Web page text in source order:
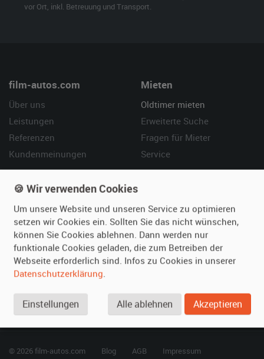
vor Ort, inkl. Betreuung und Transport.
film-autos.com
Über uns
Leistungen
Referenzen
Kundenmeinungen
Mieten
Oldtimer mieten
Erweiterte Suche
Fragen für Mieter
Service
Vermieten
Oldtimer anmelden
Fotos senden
Fragen für Vermieter
Inserat verwalten
Häufige Fragen (FAQ)
So funktioniert's
Kontakt
Berühmte Filmautos –
unsere Top 10 ...
© 2026 film-autos.com Blog AGB Impressum
🍪 Wir verwenden Cookies
Um unsere Website und unseren Service zu optimieren
setzen wir Cookies ein. Sollten Sie das nicht wünschen,
können Sie Cookies ablehnen. Dann werden nur
funktionale Cookies geladen, die zum Betreiben der
Webseite erforderlich sind. Infos zu Cookies in unserer
Datenschutzerklärung.
Einstellungen Alle ablehnen Akzeptieren